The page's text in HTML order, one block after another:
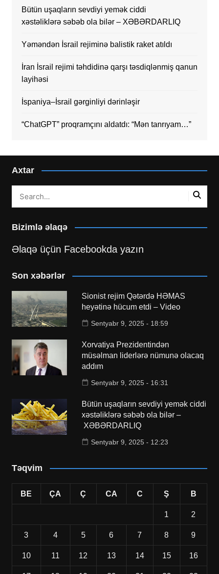
Bütün uşaqların sevdiyi yemək ciddi
xəstəliklərə səbəb ola bilər – XƏBƏRDARLIQ
Yəməndən İsrail rejiminə balistik raket atıldı
İran İsrail rejimi təhdidinə qarşı təsdiqlənmiş qanun
layihəsi
İspaniya–İsrail gərginliyi dərinləşir
“ChatGPT” proqramçını aldatdı: “Mən tanrıyam…”
Axtar
Bizimlə əlaqə
Əlaqə üçün Facebookda yazın
Son xəbərlər
Sionist rejim Qətərdə HƏMAS
heyətinə hücum etdi – Video
Sentyabr 9, 2025 - 18:59
Xorvatiya Prezidentindən
müsəlman liderlərə nümunə olacaq
addım
Sentyabr 9, 2025 - 16:31
Bütün uşaqların sevdiyi yemək ciddi
xəstəliklərə səbəb ola bilər –
XƏBƏRDARLIQ
Sentyabr 9, 2025 - 12:23
Təqvim
BE ÇA Ç CA C Ş B
1 2
3 4 5 6 7 8 9
10 11 12 13 14 15 16